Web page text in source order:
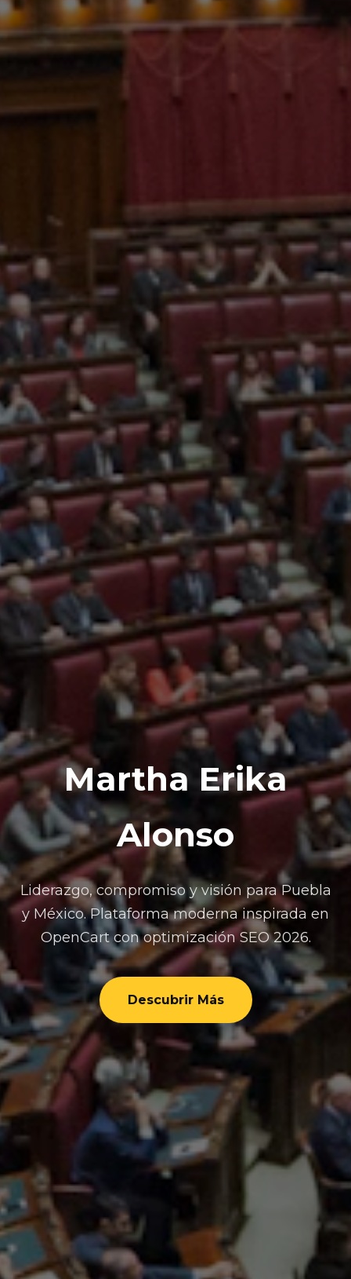
Martha Erika
Alonso
Liderazgo, compromiso y visión para Puebla
y México. Plataforma moderna inspirada en
OpenCart con optimización SEO 2026.
Descubrir Más